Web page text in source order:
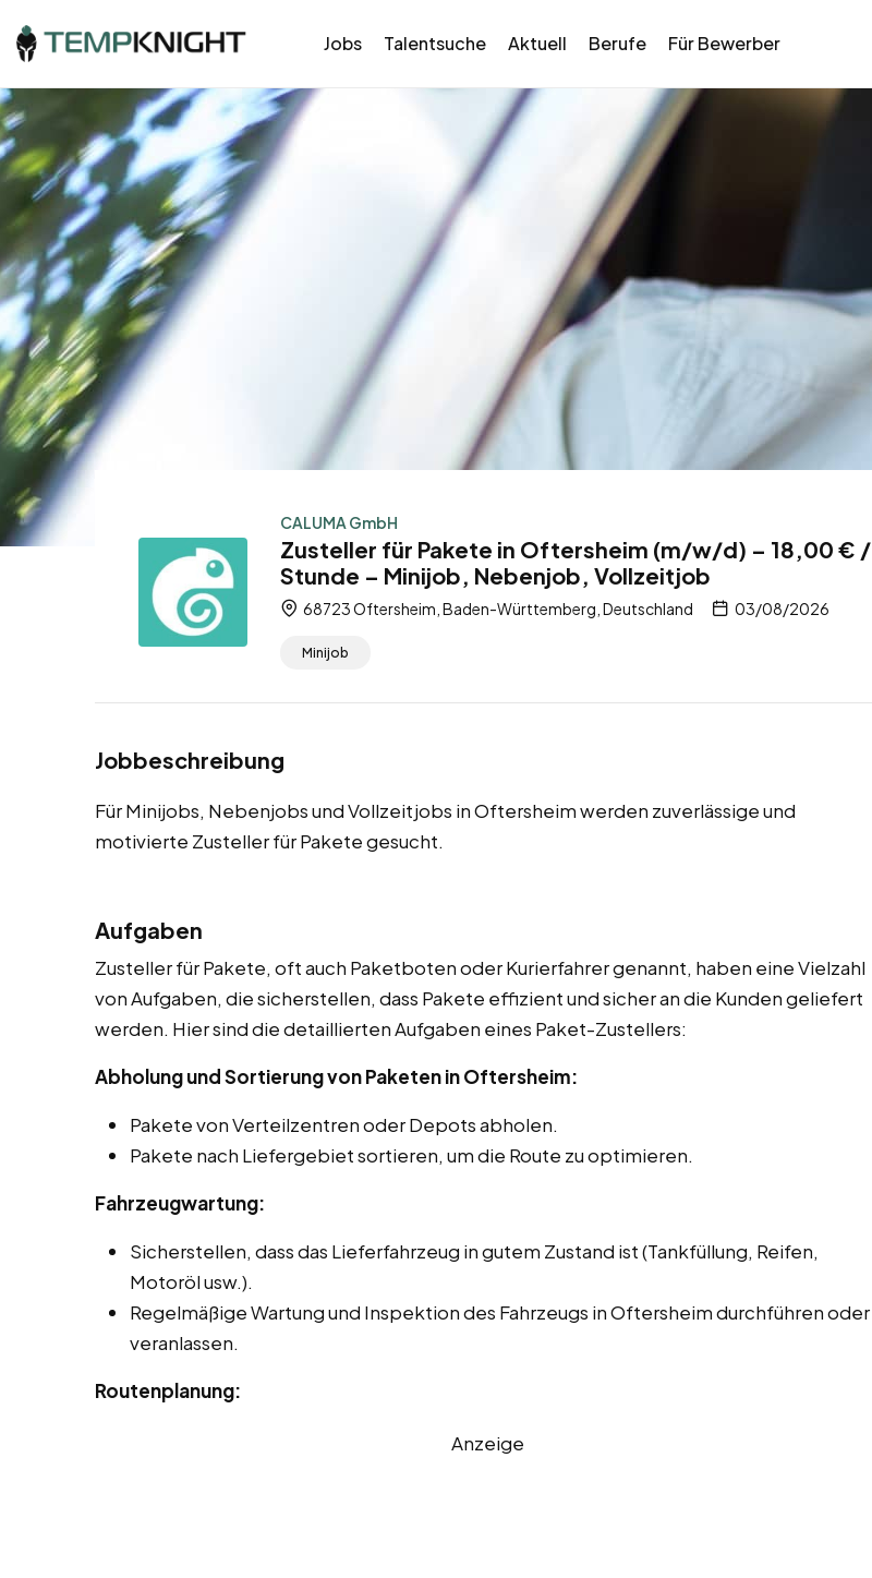
Jobs Talentsuche Aktuell Berufe Für Bewerber
CALUMA GmbH
Zusteller für Pakete in Oftersheim (m/w/d) – 18,00 € /
Stunde – Minijob, Nebenjob, Vollzeitjob
68723 Oftersheim, Baden-Württemberg, Deutschland 03/08/2026
Minijob
Jobbeschreibung
Für Minijobs, Nebenjobs und Vollzeitjobs in Oftersheim werden zuverlässige und
motivierte Zusteller für Pakete gesucht.
Aufgaben
Zusteller für Pakete, oft auch Paketboten oder Kurierfahrer genannt, haben eine Vielzahl
von Aufgaben, die sicherstellen, dass Pakete effizient und sicher an die Kunden geliefert
werden. Hier sind die detaillierten Aufgaben eines Paket-Zustellers:
Abholung und Sortierung von Paketen in Oftersheim:
Pakete von Verteilzentren oder Depots abholen.
Pakete nach Liefergebiet sortieren, um die Route zu optimieren.
Fahrzeugwartung:
Sicherstellen, dass das Lieferfahrzeug in gutem Zustand ist (Tankfüllung, Reifen,
Motoröl usw.).
Regelmäßige Wartung und Inspektion des Fahrzeugs in Oftersheim durchführen oder
veranlassen.
Routenplanung:
Anzeige